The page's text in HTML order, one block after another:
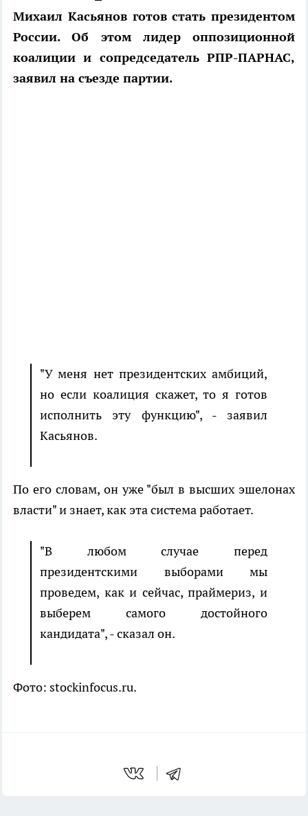
Михаил Касьянов готов стать президентом
России. Об этом лидер оппозиционной
коалиции и сопредседатель РПР-ПАРНАС,
заявил на съезде партии.
"У меня нет президентских амбиций,
но если коалиция скажет, то я готов
исполнить эту функцию", - заявил
Касьянов.
По его словам, он уже "был в высших эшелонах
власти" и знает, как эта система работает.
"В любом случае перед
президентскими выборами мы
проведем, как и сейчас, праймериз, и
выберем самого достойного
кандидата", - сказал он.
Фото: stockinfocus.ru.